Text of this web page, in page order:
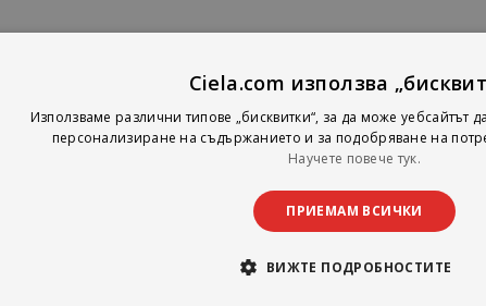
Изпрати
Ciela.com използва
Използваме различни типове „бисквитки“, за да може уебсайтът
персонализиране на съдържанието и за подобряване на
Научете повече тук.
ПРИЕМАМ ВСИЧКИ
ВИЖТЕ ПОДРОБНОСТИТЕ